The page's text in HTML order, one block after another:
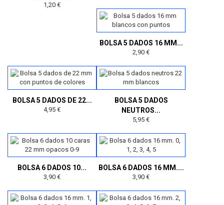
1,20 €
BOLSA 5 DADOS 16 MM...
2,90 €
BOLSA 5 DADOS DE 22...
4,95 €
BOLSA 5 DADOS
NEUTROS...
5,95 €
BOLSA 6 DADOS 10...
3,90 €
BOLSA 6 DADOS 16 MM....
3,90 €